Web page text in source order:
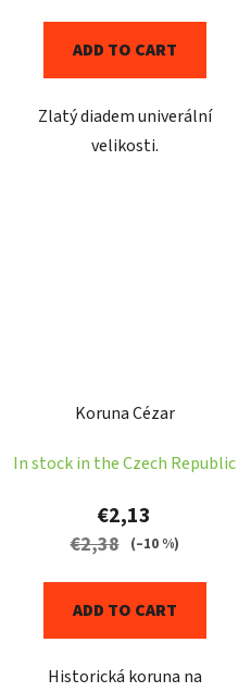
ADD TO CART
Zlatý diadem univerální
velikosti.
Koruna Cézar
In stock in the Czech Republic
€2,13
€2,38 (–10 %)
ADD TO CART
Historická koruna na